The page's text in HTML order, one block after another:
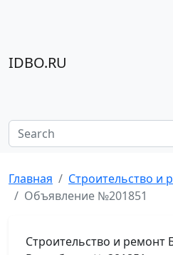
IDBO.RU
Главная
Строительство и
Объявление №201851
Строительство и ремонт